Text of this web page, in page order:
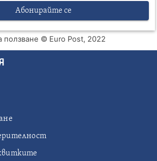
Абонирайте се
ползване © Euro Post, 2022